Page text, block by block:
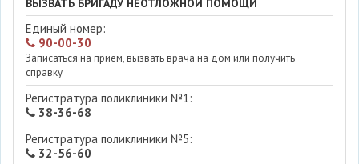
ВЫЗВАТЬ БРИГАДУ НЕОТЛОЖНОЙ ПОМОЩИ
Единый номер:
90-00-30
Записаться на прием, вызвать врача на дом или получить
справку
Регистратура поликлиники №1:
38-36-68
Регистратура поликлиники №5:
32-56-60